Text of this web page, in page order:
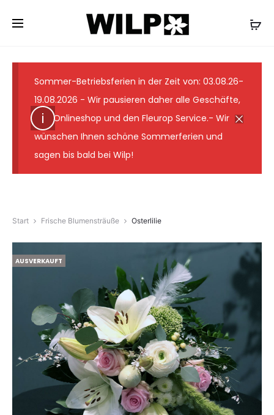
✓ Lieferung wie abgebildet ✓ Floristmeister seit 1931
✓ Günstige Versandkosten ✓ 7-Tage-
Sommer-Betriebsferien in der Zeit von: 03.08.26-
19.08.2026 - Wir pausieren daher alle Geschäfte,
den Onlineshop und den Fleurop Service.- Wir
wünschen Ihnen schöne Sommerferien und
sagen bis bald bei Wilp!
Start Frische Blumensträuße Osterlilie
AUSVERKAUFT